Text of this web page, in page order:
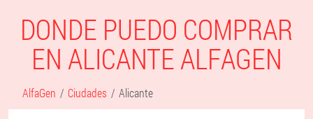
DONDE PUEDO COMPRAR
EN ALICANTE ALFAGEN
AlfaGen Ciudades Alicante